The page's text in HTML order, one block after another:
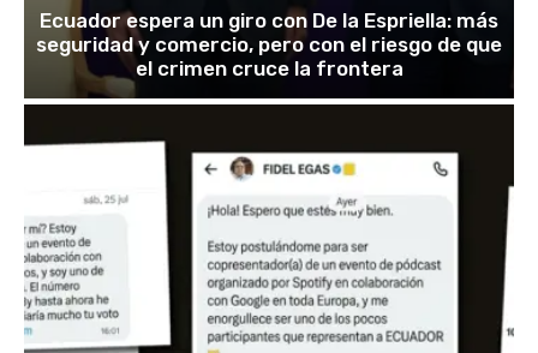
Ecuador espera un giro con De la Espriella: más
seguridad y comercio, pero con el riesgo de que
el crimen cruce la frontera